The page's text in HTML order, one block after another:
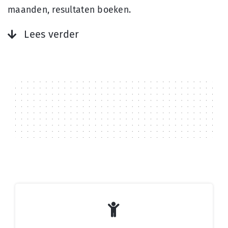
maanden, resultaten boeken.
Lees verder